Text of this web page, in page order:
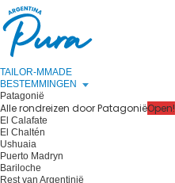
TAILOR-MMADE
BESTEMMINGEN
Patagonië
Alle rondreizen door PatagoniëOpen!
El Calafate
El Chaltén
Ushuaia
Puerto Madryn
Bariloche
Rest van Argentinië